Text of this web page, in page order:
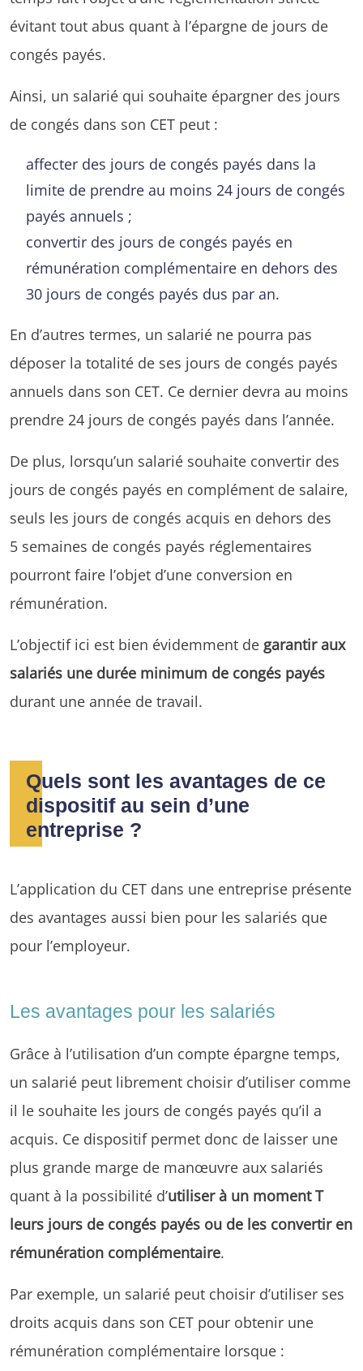
évitant tout abus quant à l’épargne de jours de
congés payés.
Ainsi, un salarié qui souhaite épargner des jours
de congés dans son CET peut :
affecter des jours de congés payés dans la
limite de prendre au moins 24 jours de congés
payés annuels ;
convertir des jours de congés payés en
rémunération complémentaire en dehors des
30 jours de congés payés dus par an.
En d’autres termes, un salarié ne pourra pas
déposer la totalité de ses jours de congés payés
annuels dans son CET. Ce dernier devra au moins
prendre 24 jours de congés payés dans l’année.
De plus, lorsqu’un salarié souhaite convertir des
jours de congés payés en complément de salaire,
seuls les jours de congés acquis en dehors des
5 semaines de congés payés réglementaires
pourront faire l’objet d’une conversion en
rémunération.
L’objectif ici est bien évidemment de garantir aux
salariés une durée minimum de congés payés
durant une année de travail.
Quels sont les avantages de ce
dispositif au sein d’une
entreprise ?
L’application du CET dans une entreprise présente
des avantages aussi bien pour les salariés que
pour l’employeur.
Les avantages pour les salariés
Grâce à l’utilisation d’un compte épargne temps,
un salarié peut librement choisir d’utiliser comme
il le souhaite les jours de congés payés qu’il a
acquis. Ce dispositif permet donc de laisser une
plus grande marge de manœuvre aux salariés
quant à la possibilité d’utiliser à un moment T
leurs jours de congés payés ou de les convertir en
rémunération complémentaire.
Par exemple, un salarié peut choisir d’utiliser ses
droits acquis dans son CET pour obtenir une
rémunération complémentaire lorsque :